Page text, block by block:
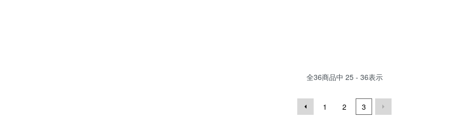
全36商品中 25 - 36表示
1 2 3